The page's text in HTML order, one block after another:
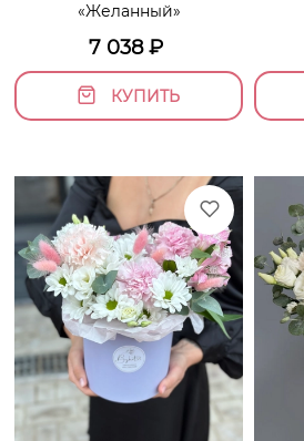
«Желанный»
7 038₽
КУПИТЬ